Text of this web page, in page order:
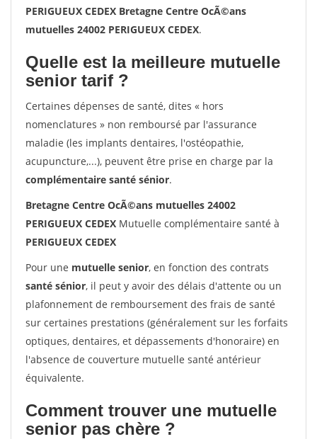
PERIGUEUX CEDEX Bretagne Centre OcÃ©ans
mutuelles 24002 PERIGUEUX CEDEX.
Quelle est la meilleure mutuelle
senior tarif ?
Certaines dépenses de santé, dites « hors
nomenclatures » non remboursé par l'assurance
maladie (les implants dentaires, l'ostéopathie,
acupuncture,...), peuvent être prise en charge par la
complémentaire santé sénior.
Bretagne Centre OcÃ©ans mutuelles 24002
PERIGUEUX CEDEX Mutuelle complémentaire santé à
PERIGUEUX CEDEX
Pour une mutuelle senior, en fonction des contrats
santé sénior, il peut y avoir des délais d'attente ou un
plafonnement de remboursement des frais de santé
sur certaines prestations (généralement sur les forfaits
optiques, dentaires, et dépassements d'honoraire) en
l'absence de couverture mutuelle santé antérieur
équivalente.
Comment trouver une mutuelle
senior pas chère ?